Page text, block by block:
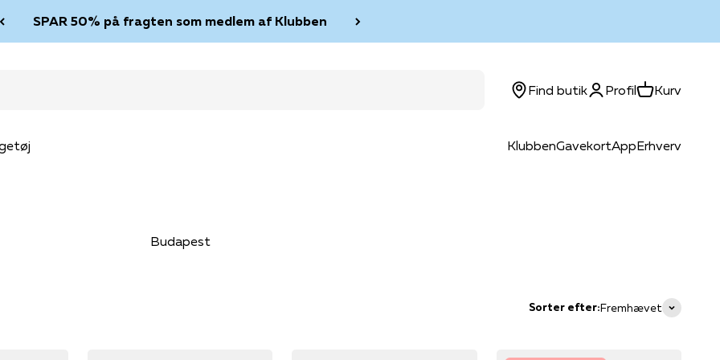
SPAR 50% på fragten som medlem af Klubben
KlubbenGavekortAppErhverv
Find butikLog ind
ProfilKurvKurv
Budapest
Sorter efter:Fremhævet